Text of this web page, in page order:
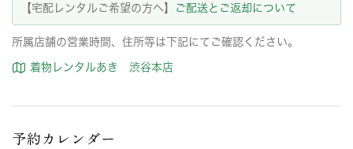
【宅配レンタルご希望の方へ】
ご配送とご返却について
所属店舗の営業時間、住所等は下記にてご確認ください。
着物レンタルあき 渋谷本店
予約カレンダー